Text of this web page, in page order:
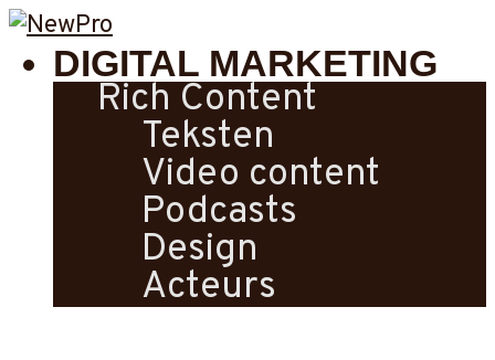
DIGITAL MARKETING
Rich Content
Teksten
Video content
Podcasts
Design
Acteurs